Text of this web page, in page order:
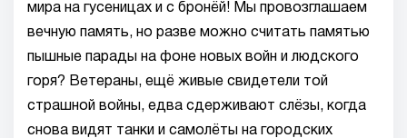
мира на гусеницах и с бронёй! Мы провозглашаем
вечную память, но разве можно считать памятью
пышные парады на фоне новых войн и людского
горя? Ветераны, ещё живые свидетели той
страшной войны, едва сдерживают слёзы, когда
снова видят танки и самолёты на городских